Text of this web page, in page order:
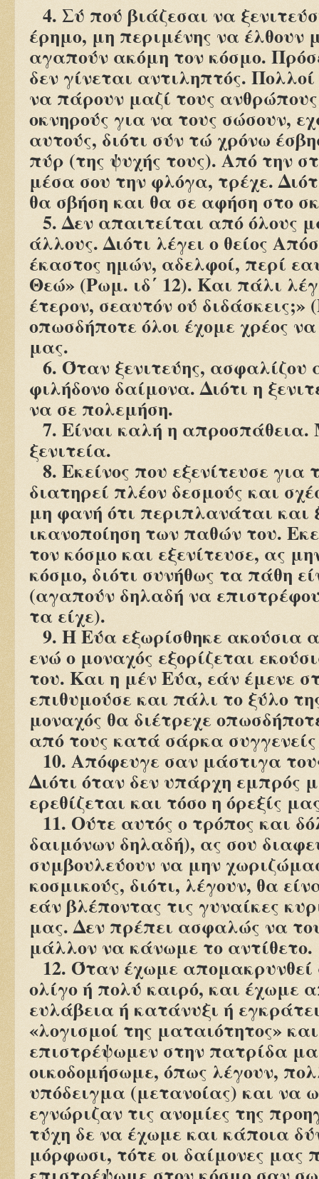
4. Σύ πού βιάζεσαι να
έρημο, μη περιμένης να έλθουν
αγαπούν ακόμη τον κόσμο.
δεν γίνεται αντιληπτός.
να πάρουν μαζί τους
οκνηρούς για να τους σώσουν,
αυτούς, διότι σύν τώ χρόνω
πύρ (της ψυχής τους). Από την
μέσα σου την φλόγα, τρέχε.
θα σβήση και θα σε αφήση στο
5. Δεν απαιτείται από όλους
άλλους. Διότι λέγει ο θείος
έκαστος ημών, αδελφοί, περί
Θεώ» (Ρωμ. ιδ΄ 12). Και πάλι
έτερον, σεαυτόν ού
οπωσδήποτε όλοι έχομε χρέος
μας.
6. Όταν ξενιτεύης, ασφαλίζου
φιλήδονο δαίμονα. Διότι η
να σε πολεμήση.
7. Είναι καλή η απροσπάθεια.
ξενιτεία.
8. Εκείνος που εξενίτευσε για
διατηρεί πλέον δεσμούς και
μη φανή ότι περιπλανάται και
ικανοποίηση των παθών του.
τον κόσμο και εξενίτευσε, ας
κόσμο, διότι συνήθως τα πάθη
(αγαπούν δηλαδή να
τα είχε).
9. Η Εύα εξωρίσθηκε ακούσια
ενώ ο μοναχός εξορίζεται
του. Και η μέν Εύα, εάν έμενε
επιθυμούσε και πάλι το ξύλο
μοναχός θα διέτρεχε
από τους κατά σάρκα
10. Απόφευγε σαν μάστιγα
Διότι όταν δεν υπάρχη εμπρός
ερεθίζεται και τόσο η όρεξίς
11. Ούτε αυτός ο τρόπος και
δαιμόνων δηλαδή), ας σου
συμβουλεύουν να μην
κοσμικούς, διότι, λέγουν, θα
εάν βλέποντας τις γυναίκες
μας. Δεν πρέπει ασφαλώς να
μάλλον να κάνωμε το αντίθετο.
12. Όταν έχωμε απομακρυνθεί
ολίγο ή πολύ καιρό, και έχωμε
ευλάβεια ή κατάνυξι ή
«λογισμοί της ματαιότητος»
επιστρέψωμεν στην πατρίδα
οικοδομήσωμε, όπως λέγουν,
υπόδειγμα (μετανοίας) και να
εγνώριζαν τις ανομίες της
τύχη δε να έχωμε και κάποια
μόρφωσι, τότε οι δαίμονες μας